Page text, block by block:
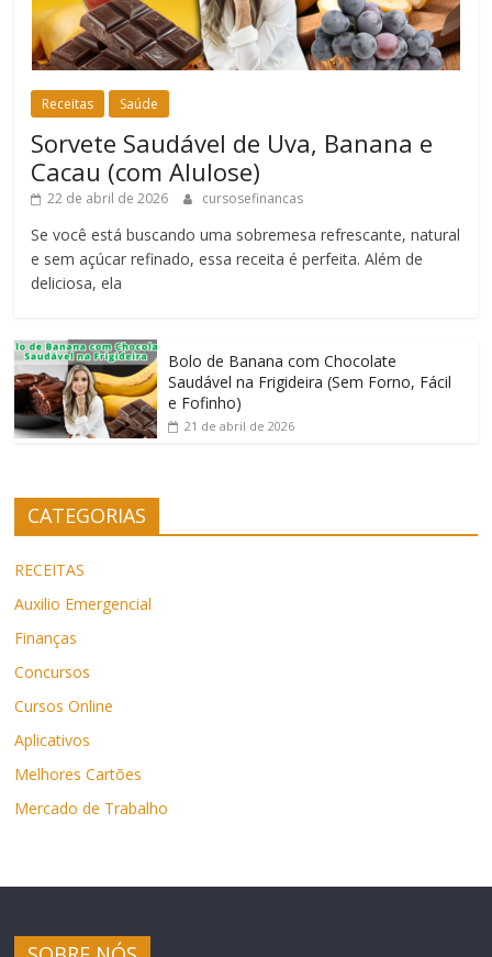
Receitas Saúde
Sorvete Saudável de Uva, Banana e
Cacau (com Alulose)
22 de abril de 2026 cursosefinancas
Se você está buscando uma sobremesa refrescante, natural
e sem açúcar refinado, essa receita é perfeita. Além de
deliciosa, ela
Bolo de Banana com Chocolate
Saudável na Frigideira (Sem Forno, Fácil
e Fofinho)
21 de abril de 2026
CATEGORIAS
RECEITAS
Auxilio Emergencial
Finanças
Concursos
Cursos Online
Aplicativos
Melhores Cartões
Mercado de Trabalho